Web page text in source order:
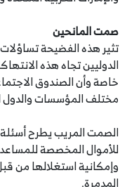
صمت المانحين
تثير هذه الفضيحة
الدوليين تجاه هذه
خاصة وأن الصندوق
مختلف المؤسسات والدول
الصمت المريب يطرح أسئلة
للأموال المخصصة
وإمكانية استغلالها من
المدمرة.